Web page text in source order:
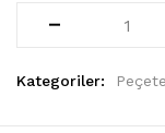
Kategoriler: Peçete